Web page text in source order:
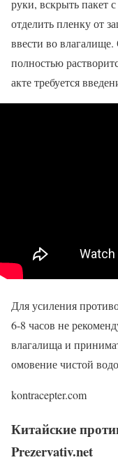
руки, вскрыть пакет
отделить пленку от
ввести во
полностью
акте требуется
Для усиления
6-8 часов не
влагалища и
омовение чистой
kontracepter.com
Китайские
Prezervativ.net